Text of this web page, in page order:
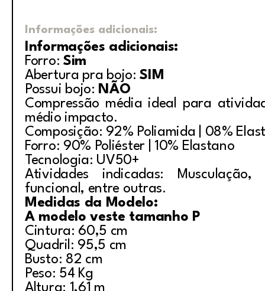
Informações adicionais:
Informações adicionais:
Forro: Sim
Abertura pra bojo:SIM
Possui bojo: NÃO
Compressão média ideal para
médio impacto.
Composição: 92% Poliamida | 08%
Forro: 90% Poliéster | 10% Elastano
Tecnologia: UV50+
Atividades indicadas:
funcional, entre outras.
Medidas da Modelo:
A modelo veste tamanho P
Cintura: 60,5 cm
Quadril: 95,5 cm
Busto: 82 cm
Peso: 54 Kg
Altura: 1,61 m